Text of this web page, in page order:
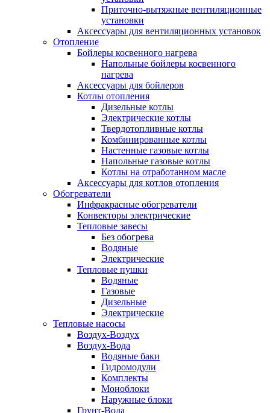
Приточно-вытяжные вентиляционные
установки
Аксессуары для вентиляционных установок
Отопление
Бойлеры косвенного нагрева
Напольные бойлеры косвенного
нагрева
Аксессуары для бойлеров
Котлы отопления
Дизельные котлы
Электрические котлы
Твердотопливные котлы
Комбинированные котлы
Настенные газовые котлы
Напольные газовые котлы
Котлы на отработанном масле
Аксессуары для котлов отопления
Обогреватели
Инфракрасные обогреватели
Конвекторы электрические
Тепловые завесы
Без обогрева
Водяные
Электрические
Тепловые пушки
Водяные
Газовые
Дизельные
Электрические
Тепловые насосы
Воздух-Воздух
Воздух-Вода
Водяные баки
Гидромодули
Комплекты
Моноблоки
Наружные блоки
Грунт-Вода